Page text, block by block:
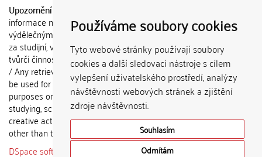
Používáme soubory cookies
Tyto webové stránky používají soubory
cookies a další sledovací nástroje s cílem
vylepšení uživatelského prostředí, analýzy
návštěvnosti webových stránek a zjištění
zdroje návštěvnosti.
Souhlasím
Odmítám
Upozornění / Notice:
informace nemohou být použity k
výdělečným účelům nebo vydávány
za studijní, vědeckou nebo jinou
tvůrčí činnost jiné osoby než autora.
/ Any retrieved information shall not
be used for any commercial
purposes or claimed as results of
studying, scientific or any other
creative activities of any person
other than the author.
DSpace software
copyright © 2002-